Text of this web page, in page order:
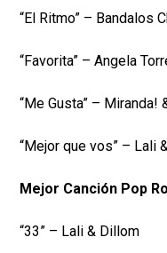
“El Ritmo” – Bandalos
“Favorita” – Angela
“Me Gusta” – Miranda!
“Mejor que vos” – Lali
Mejor Canción Pop
“33” – Lali & Dillom